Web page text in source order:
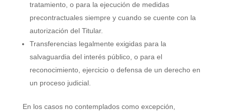
tratamiento, o para la ejecución de medidas
precontractuales siempre y cuando se cuente con la
autorización del Titular.
Transferencias legalmente exigidas para la
salvaguardia del interés público, o para el
reconocimiento, ejercicio o defensa de un derecho en
un proceso judicial.
En los casos no contemplados como excepción,